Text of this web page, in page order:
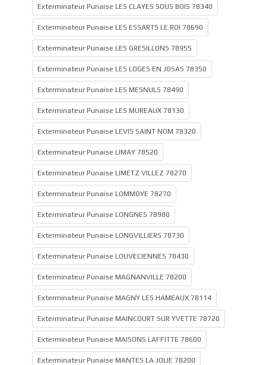
Exterminateur Punaise LES CLAYES SOUS BOIS 78340
Exterminateur Punaise LES ESSARTS LE ROI 78690
Exterminateur Punaise LES GRESILLONS 78955
Exterminateur Punaise LES LOGES EN JOSAS 78350
Exterminateur Punaise LES MESNULS 78490
Exterminateur Punaise LES MUREAUX 78130
Exterminateur Punaise LEVIS SAINT NOM 78320
Exterminateur Punaise LIMAY 78520
Exterminateur Punaise LIMETZ VILLEZ 78270
Exterminateur Punaise LOMMOYE 78270
Exterminateur Punaise LONGNES 78980
Exterminateur Punaise LONGVILLIERS 78730
Exterminateur Punaise LOUVECIENNES 78430
Exterminateur Punaise MAGNANVILLE 78200
Exterminateur Punaise MAGNY LES HAMEAUX 78114
Exterminateur Punaise MAINCOURT SUR YVETTE 78720
Exterminateur Punaise MAISONS LAFFITTE 78600
Exterminateur Punaise MANTES LA JOLIE 78200